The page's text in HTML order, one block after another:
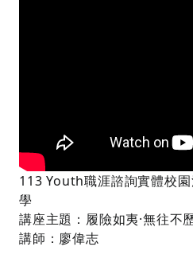
113 Youth職涯諮詢實體校
學
講座主題：履險如夷·無往不
講師：廖偉志